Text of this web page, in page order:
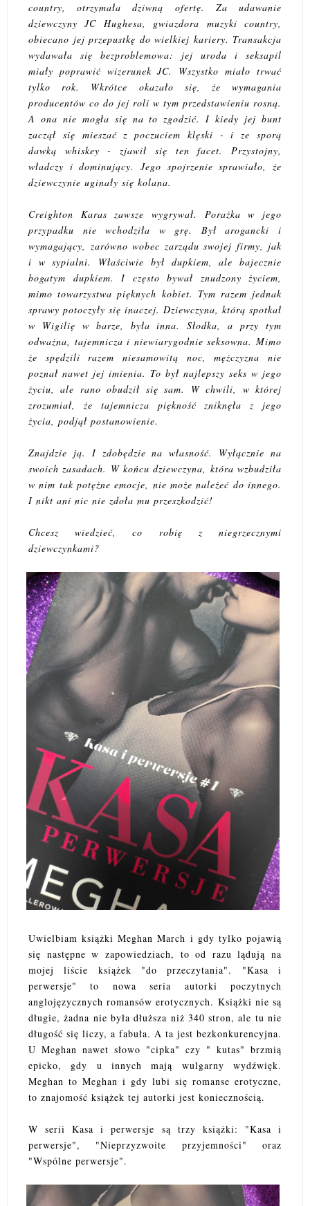
country, otrzymała dziwną ofertę. Za udawanie
dziewczyny JC Hughesa, gwiazdora muzyki country,
obiecano jej przepustkę do wielkiej kariery. Transakcja
wydawała się bezproblemowa: jej uroda i seksapil
miały poprawić wizerunek JC. Wszystko miało trwać
tylko rok. Wkrótce okazało się, że wymagania
producentów co do jej roli w tym przedstawieniu rosną.
A ona nie mogła się na to zgodzić. I kiedy jej bunt
zaczął się mieszać z poczuciem klęski - i ze sporą
dawką whiskey - zjawił się ten facet. Przystojny,
władczy i dominujący. Jego spojrzenie sprawiało, że
dziewczynie uginały się kolana.
Creighton Karas zawsze wygrywał. Porażka w jego
przypadku nie wchodziła w grę. Był arogancki i
wymagający, zarówno wobec zarządu swojej firmy, jak
i w sypialni. Właściwie był dupkiem, ale bajecznie
bogatym dupkiem. I często bywał znudzony życiem,
mimo towarzystwa pięknych kobiet. Tym razem jednak
sprawy potoczyły się inaczej. Dziewczyna, którą spotkał
w Wigilię w barze, była inna. Słodka, a przy tym
odważna, tajemnicza i niewiarygodnie seksowna. Mimo
że spędzili razem niesamowitą noc, mężczyzna nie
poznał nawet jej imienia. To był najlepszy seks w jego
życiu, ale rano obudził się sam. W chwili, w której
zrozumiał, że tajemnicza piękność zniknęła z jego
życia, podjął postanowienie.
Znajdzie ją. I zdobędzie na własność. Wyłącznie na
swoich zasadach. W końcu dziewczyna, która wzbudziła
w nim tak potężne emocje, nie może należeć do innego.
I nikt ani nic nie zdoła mu przeszkodzić!
Chcesz wiedzieć, co robię z niegrzecznymi
dziewczynkami?
Uwielbiam książki Meghan March i gdy tylko pojawią
się następne w zapowiedziach, to od razu lądują na
mojej liście książek "do przeczytania". "Kasa i
perwersje" to nowa seria autorki poczytnych
anglojęzycznych romansów erotycznych. Książki nie są
długie, żadna nie była dłuższa niż 340 stron, ale tu nie
długość się liczy, a fabuła. A ta jest bezkonkurencyjna.
U Meghan nawet słowo "cipka" czy " kutas" brzmią
epicko, gdy u innych mają wulgarny wydźwięk.
Meghan to Meghan i gdy lubi się romanse erotyczne,
to znajomość książek tej autorki jest koniecznością.
W serii Kasa i perwersje są trzy książki: "Kasa i
perwersje", "Nieprzyzwoite przyjemności" oraz
"Wspólne perwersje".